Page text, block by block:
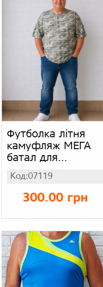
Футболка літня
камуфляж МЕГА
батал для
чоловіків великого
розміру, чоловіча
літня трикотажна
футболка, колір
зелений
Код:07119
300.00 грн